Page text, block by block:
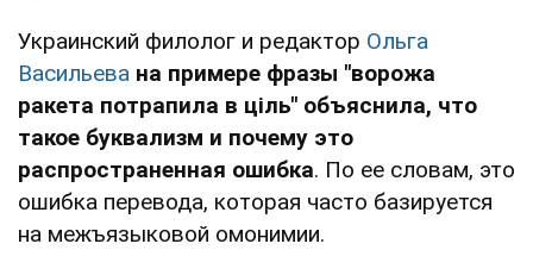
Украинский филолог и редактор Ольга
Васильева на примере фразы "ворожа
ракета потрапила в ціль" объяснила, что
такое буквализм и почему это
распространенная ошибка. По ее словам, это
ошибка перевода, которая часто базируется
на межъязыковой омонимии.